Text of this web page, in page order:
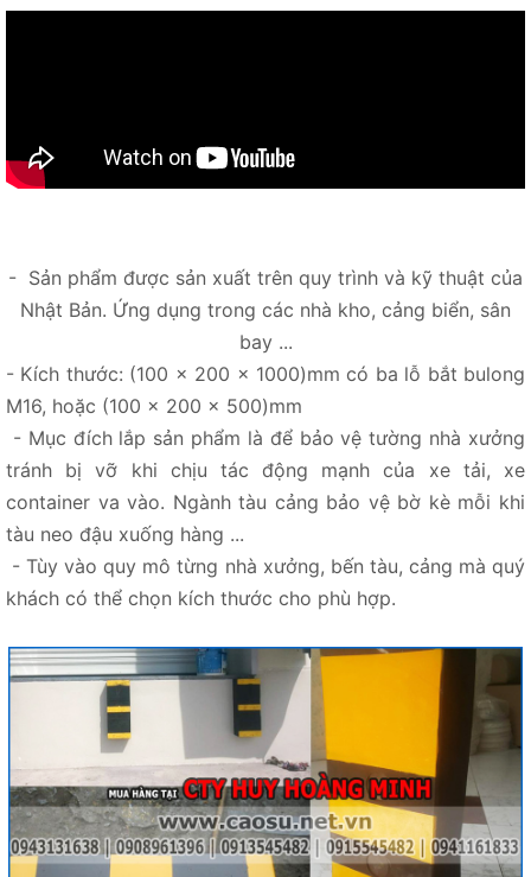
- Sản phẩm được sản xuất trên quy trình và kỹ thuật của
Nhật Bản. Ứng dụng trong các nhà kho, cảng biển, sân
bay ...
- Kích thước: (100 x 200 x 1000)mm có ba lỗ bắt bulong
M16, hoặc (100 x 200 x 500)mm
- Mục đích lắp sản phẩm là để bảo vệ tường nhà xưởng
tránh bị vỡ khi chịu tác động mạnh của xe tải, xe
container va vào. Ngành tàu cảng bảo vệ bờ kè mỗi khi
tàu neo đậu xuống hàng ...
- Tùy vào quy mô từng nhà xưởng, bến tàu, cảng mà quý
khách có thể chọn kích thước cho phù hợp.